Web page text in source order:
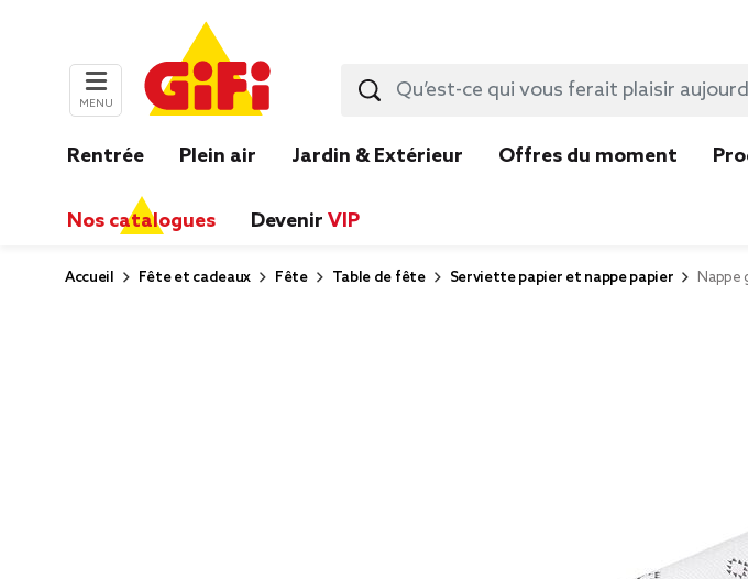
MENU
Rentrée Plein air Jardin & Extérieur Offres du moment
Nos catalogues Devenir VIP
Accueil Fête et cadeaux Fête Table de fête Serviette papier et nappe papier Nappe